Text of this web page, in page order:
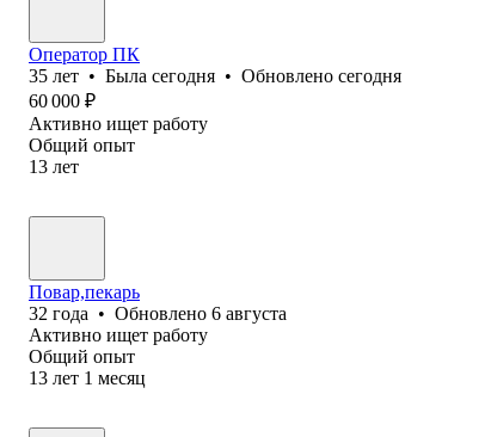
Оператор ПК
35 лет • Была сегодня • Обновлено сегодня
60 000 ₽
Активно ищет работу
Общий опыт
13 лет
Повар,пекарь
32 года • Обновлено 6 августа
Активно ищет работу
Общий опыт
13 лет 1 месяц